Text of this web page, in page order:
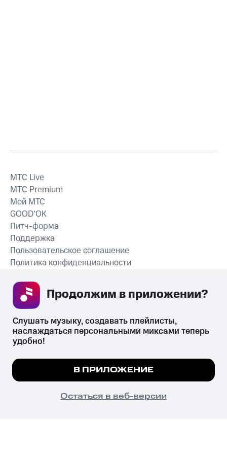
СКАЧАТЬ ПРИЛОЖЕНИЕ
MTС Live
MTС Premium
Мой МТС
GOOD’OK
Питч-форма
Поддержка
Пользовательское соглашение
Политика конфиденциальности
психотропных веществ, их аналогов причиняет вред здоровью,
их незаконный оборот запрещён и влечёт установленную
законодательством ответственность.
© 2026 ООО «КИОН».
Все права защищены
Мы используем куки, чтобы на сайте все
Подробнее
ПОНЯТНО
Слушать музыку, создавать плейлисты,
наслаждаться персональными миксами теперь
удобно!
В ПРИЛОЖЕНИЕ
Остаться в веб-версии